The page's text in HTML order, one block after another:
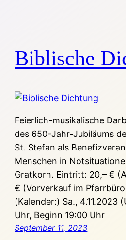
Biblische
Feierlich-musikalische
des 650-Jahr-Jubiläums
St. Stefan als
Menschen in
Gratkorn. Eintritt: 20,– €
€ (Vorverkauf im
(Kalender:) Sa., 4.11.2023
Uhr, Beginn 19:00 Uhr
September 11, 2023